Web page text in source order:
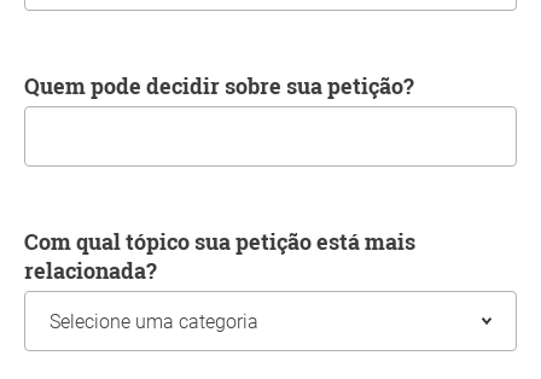
Quem pode decidir sobre sua petição?
Com qual tópico sua petição está mais
relacionada?